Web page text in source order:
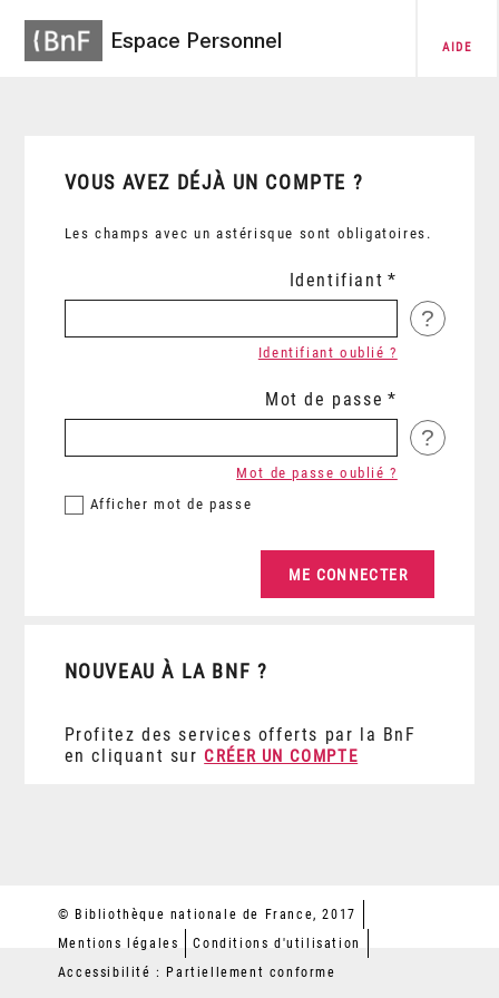
Espace Personnel AIDE
VOUS AVEZ DÉJÀ UN COMPTE ?
Les champs avec un astérisque sont obligatoires.
Identifiant
?
Identifiant oublié ?
Mot de passe
?
Afficher mot de passe
Mot de passe oublié ?
NOUVEAU À LA BNF ?
Profitez des services offerts par la BnF
en cliquant sur CRÉER UN COMPTE
© Bibliothèque nationale de France, 2017
Mentions légales
Conditions d'utilisation
Accessibilité : Partiellement conforme